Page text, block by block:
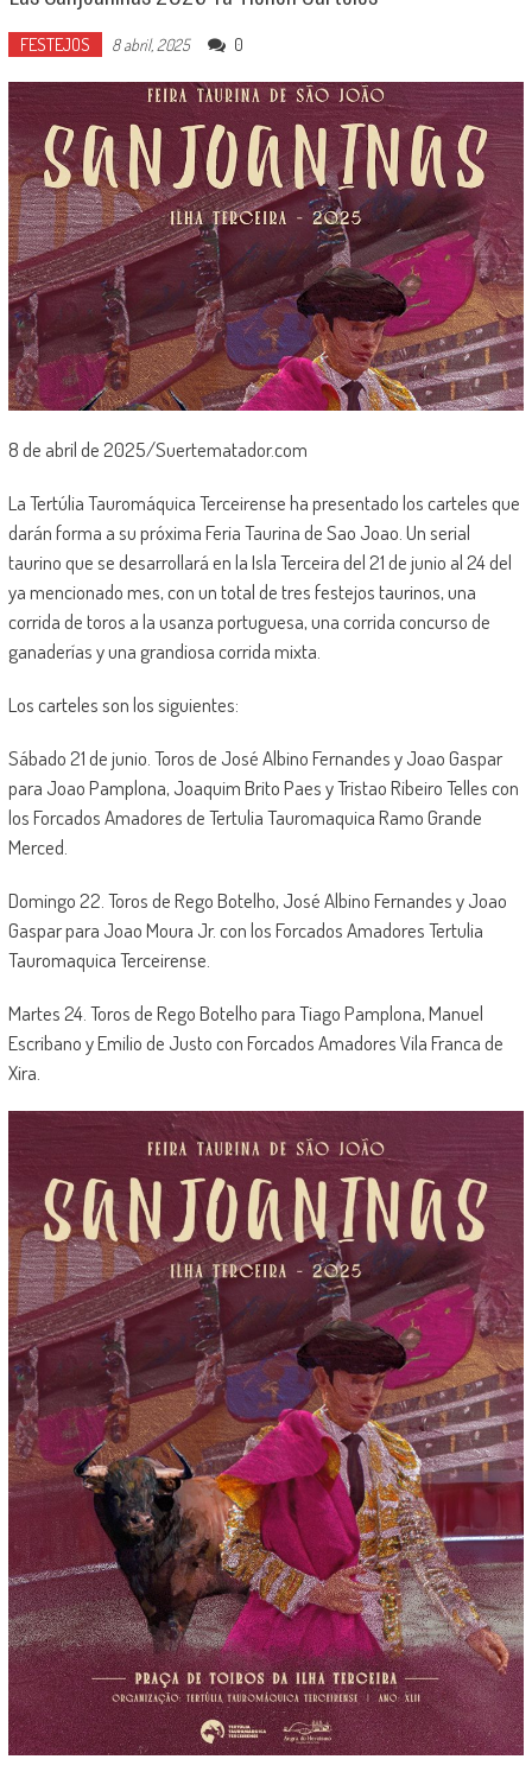
FESTEJOS 8 abril, 2025 0
8 de abril de 2025/Suertematador.com
La Tertúlia Tauromáquica Terceirense ha presentado los carteles que
darán forma a su próxima Feria Taurina de Sao Joao. Un serial
taurino que se desarrollará en la Isla Terceira del 21 de junio al 24 del
ya mencionado mes, con un total de tres festejos taurinos, una
corrida de toros a la usanza portuguesa, una corrida concurso de
ganaderías y una grandiosa corrida mixta.
Los carteles son los siguientes:
Sábado 21 de junio. Toros de José Albino Fernandes y Joao Gaspar
para Joao Pamplona, Joaquim Brito Paes y Tristao Ribeiro Telles con
los Forcados Amadores de Tertulia Tauromaquica Ramo Grande
Merced.
Domingo 22. Toros de Rego Botelho, José Albino Fernandes y Joao
Gaspar para Joao Moura Jr. con los Forcados Amadores Tertulia
Tauromaquica Terceirense.
Martes 24. Toros de Rego Botelho para Tiago Pamplona, Manuel
Escribano y Emilio de Justo con Forcados Amadores Vila Franca de
Xira.